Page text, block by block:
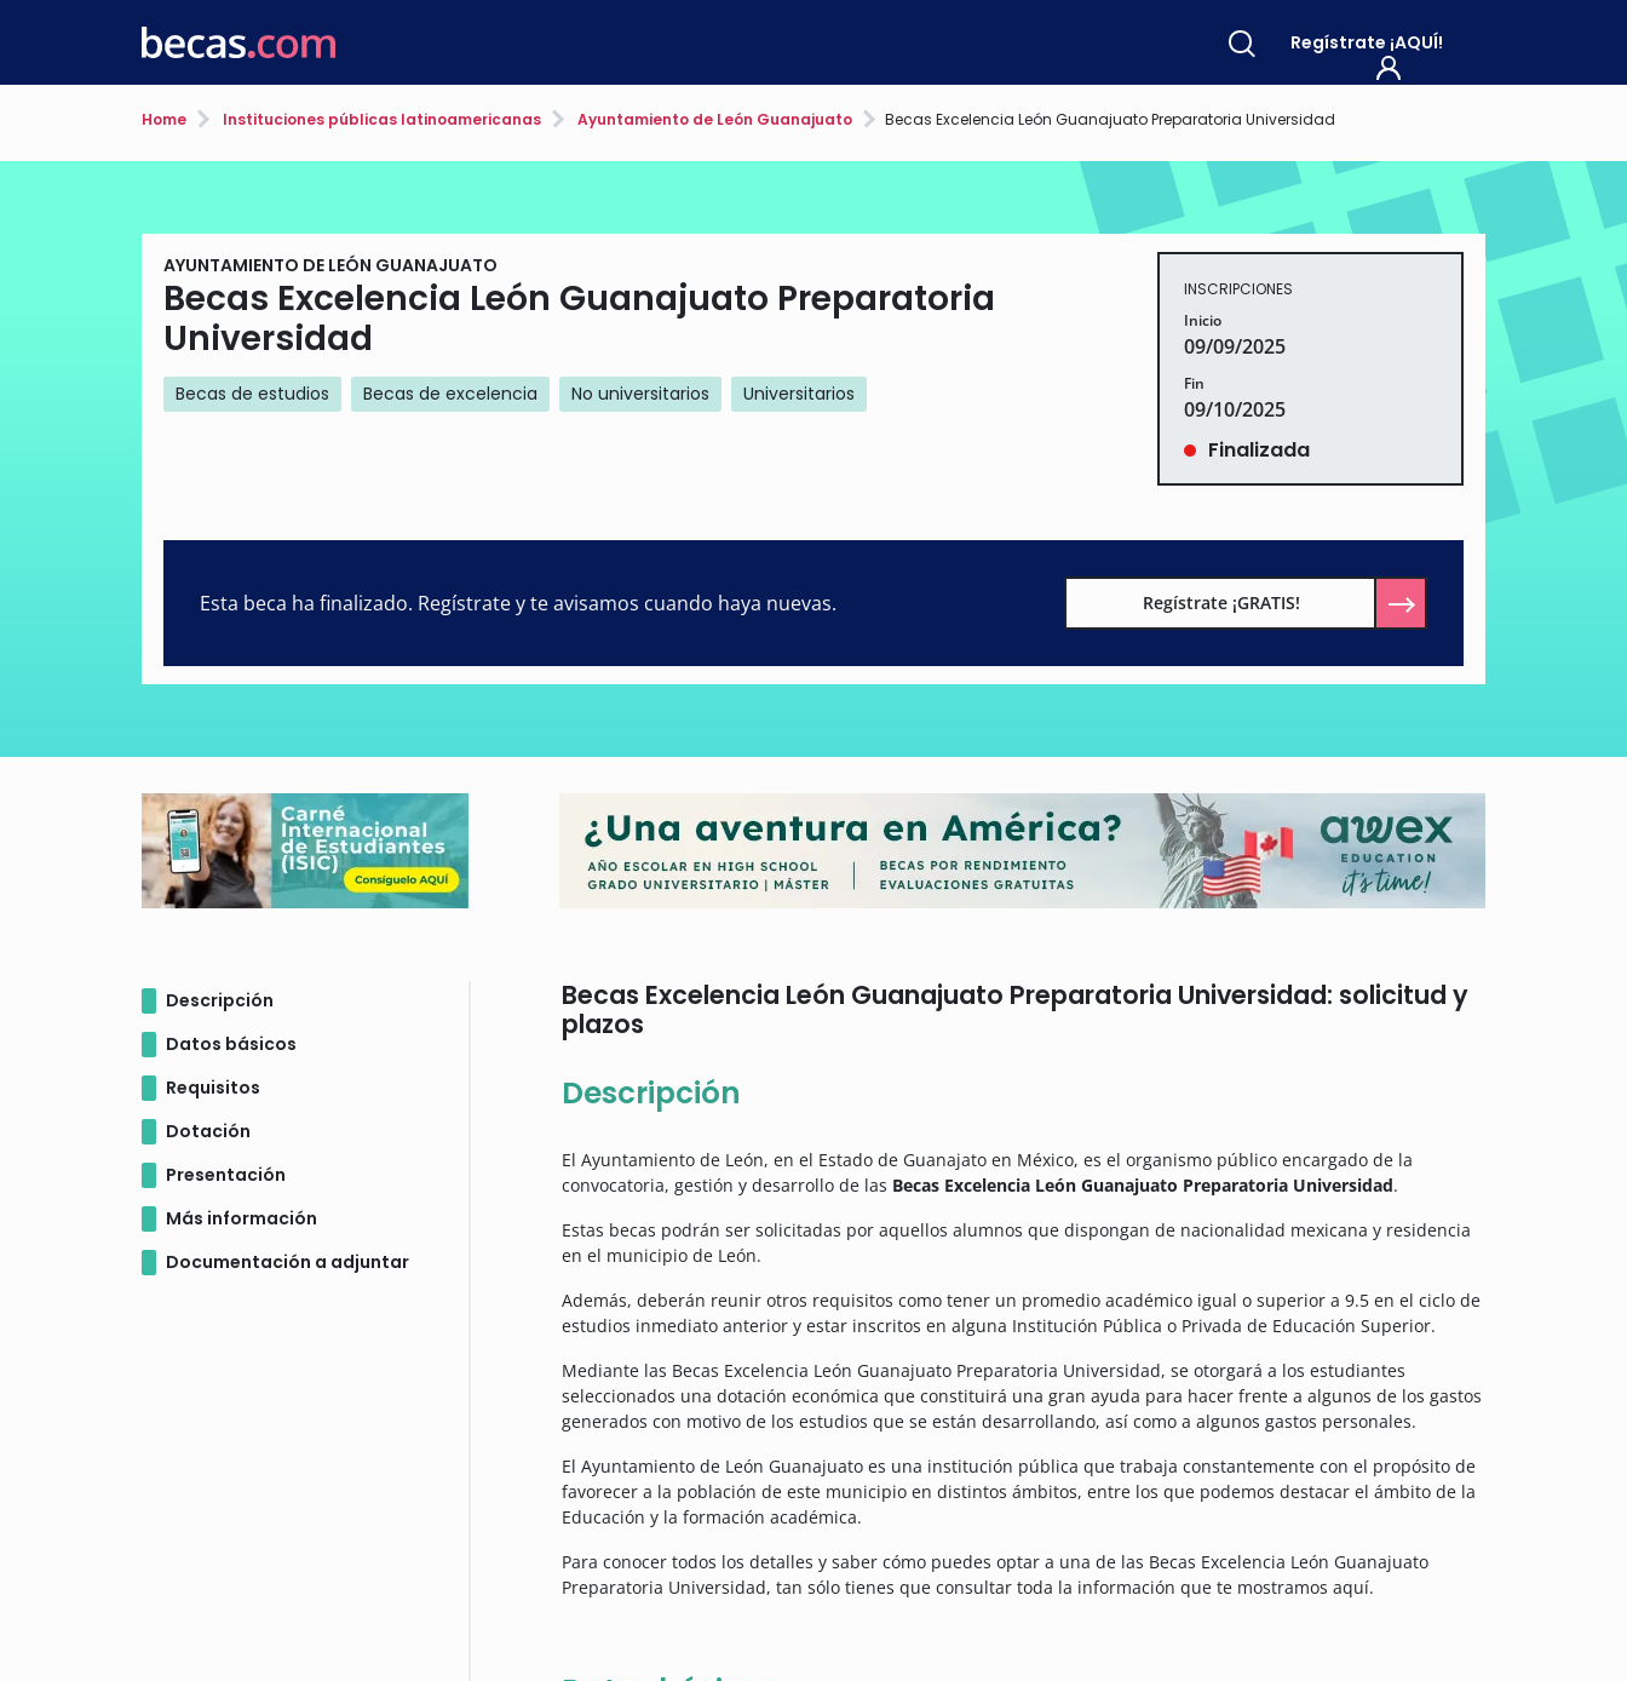
Regístrate ¡AQUÍ!
Home Instituciones públicas latinoamericanas Ayuntamiento de León Guanajuato Becas Excelencia León Guanajuato Preparatoria Universidad
AYUNTAMIENTO DE LEÓN GUANAJUATO
Becas Excelencia León Guanajuato Preparatoria
Universidad
Becas de estudios Becas de excelencia No universitarios Universitarios
INSCRIPCIONES
Inicio
09/09/2025
Fin
09/10/2025
Finalizada
Esta beca ha finalizado. Regístrate y te avisamos cuando haya nuevas. Regístrate ¡GRATIS!
Descripción
Datos básicos
Requisitos
Dotación
Presentación
Más información
Documentación a adjuntar
Becas Excelencia León Guanajuato Preparatoria Universidad: solicitud y
plazos
Descripción
El Ayuntamiento de León, en el Estado de Guanajato en México, es el organismo público encargado de la
convocatoria, gestión y desarrollo de las Becas Excelencia León Guanajuato Preparatoria Universidad.
Estas becas podrán ser solicitadas por aquellos alumnos que dispongan de nacionalidad mexicana y residencia
en el municipio de León.
Además, deberán reunir otros requisitos como tener un promedio académico igual o superior a 9.5 en el ciclo de
estudios inmediato anterior y estar inscritos en alguna Institución Pública o Privada de Educación Superior.
Mediante las Becas Excelencia León Guanajuato Preparatoria Universidad, se otorgará a los estudiantes
seleccionados una dotación económica que constituirá una gran ayuda para hacer frente a algunos de los gastos
generados con motivo de los estudios que se están desarrollando, así como a algunos gastos personales.
El Ayuntamiento de León Guanajuato es una institución pública que trabaja constantemente con el propósito de
favorecer a la población de este municipio en distintos ámbitos, entre los que podemos destacar el ámbito de la
Educación y la formación académica.
Para conocer todos los detalles y saber cómo puedes optar a una de las Becas Excelencia León Guanajuato
Preparatoria Universidad, tan sólo tienes que consultar toda la información que te mostramos aquí.